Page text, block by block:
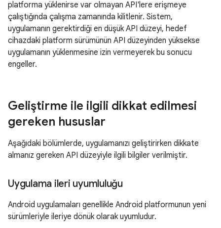
platforma yüklenirse var olmayan API'lere erişmeye
çalıştığında çalışma zamanında kilitlenir. Sistem,
uygulamanın gerektirdiği en düşük API düzeyi, hedef
cihazdaki platform sürümünün API düzeyinden yüksekse
uygulamanın yüklenmesine izin vermeyerek bu sonucu
engeller.
Geliştirme ile ilgili dikkat edilmesi
gereken hususlar
Aşağıdaki bölümlerde, uygulamanızı geliştirirken dikkate
almanız gereken API düzeyiyle ilgili bilgiler verilmiştir.
Uygulama ileri uyumluluğu
Android uygulamaları genellikle Android platformunun yeni
sürümleriyle ileriye dönük olarak uyumludur.